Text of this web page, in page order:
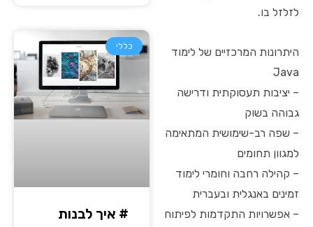
לזלזל בו.
היתרונות המרכזיים של לימוד
Java
– יציבות תעסוקתית ודרישה
גבוהה בשוק
– שפה רב-שימושית המתאימה
למגוון תחומים
– קהילה רחבה וחומרי לימוד
זמינים באנגלית ובעברית
– אפשרויות התקדמות לפיתוח
כללי
# איך לבנות